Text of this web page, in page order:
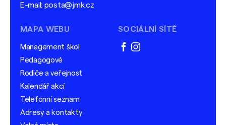
E-mail: posta@jmk.cz
MAPA WEBU
Management škol
Pedagogové
Rodiče a veřejnost
Kalendář akcí
Telefonní seznam
Adresy a kontakty
SOCIÁLNÍ SÍTĚ
facebook
instagram